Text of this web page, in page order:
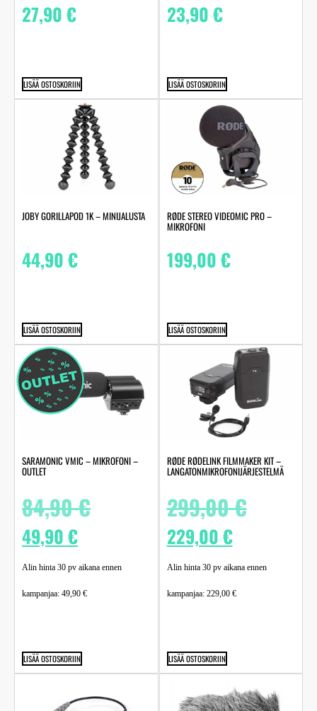
27,90€
LISÄÄ OSTOSKORIIN
23,90€
LISÄÄ OSTOSKORIIN
JOBY GORILLAPOD 1K – MINIJALUSTA
44,90€
LISÄÄ OSTOSKORIIN
RØDE STEREO VIDEOMIC PRO –
MIKROFONI
199,00€
LISÄÄ OSTOSKORIIN
SARAMONIC VMIC – MIKROFONI –
OUTLET
84,90€
49,90€
Alin hinta 30 pv aikana ennen
kampanjaa: 49,90 €
LISÄÄ OSTOSKORIIN
RØDE RØDELINK FILMMAKER KIT –
LANGATONMIKROFONIJÄRJESTELMÄ
299,00€
229,00€
Alin hinta 30 pv aikana ennen
kampanjaa: 229,00 €
LISÄÄ OSTOSKORIIN